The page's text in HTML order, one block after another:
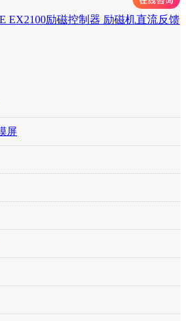
EX2100励磁控制器 励磁机直流反馈
屏